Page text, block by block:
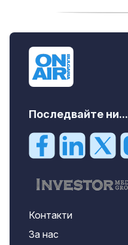
Последвайте ни...
Контакти
За нас